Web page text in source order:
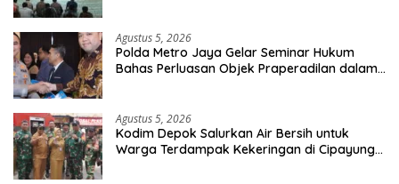
Agustus 5, 2026
Polda Metro Jaya Gelar Seminar Hukum
Bahas Perluasan Objek Praperadilan dalam
Agustus 5, 2026
Kodim Depok Salurkan Air Bersih untuk
Warga Terdampak Kekeringan di Cipayung